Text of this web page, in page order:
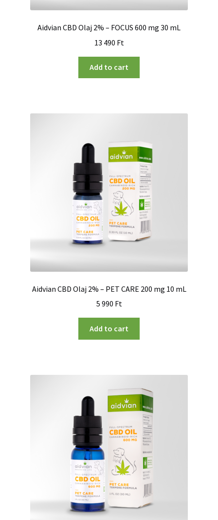
Aidvian CBD Olaj 2% – FOCUS 600 mg 30 mL
13 490 Ft
Add to cart
Aidvian CBD Olaj 2% – PET CARE 200 mg 10 mL
5 990 Ft
Add to cart